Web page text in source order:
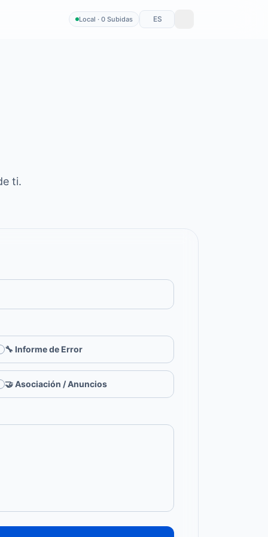
Local · 0 Subidas ES
ti.
🔧 Informe de Error
🤝 Asociación / Anuncios